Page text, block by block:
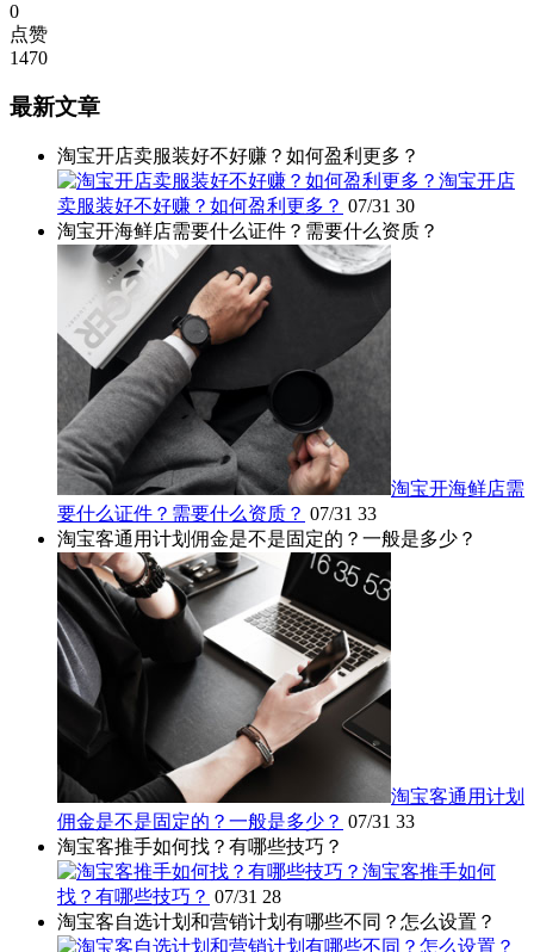
0
点赞
1470
最新文章
淘宝开店卖服装好不好赚？如何盈利更多？
淘宝开店
卖服装好不好赚？如何盈利更多？ 07/31 30
淘宝开海鲜店需要什么证件？需要什么资质？
淘宝开海鲜店需
要什么证件？需要什么资质？ 07/31 33
淘宝客通用计划佣金是不是固定的？一般是多少？
淘宝客通用计划
佣金是不是固定的？一般是多少？ 07/31 33
淘宝客推手如何找？有哪些技巧？
淘宝客推手如何
找？有哪些技巧？ 07/31 28
淘宝客自选计划和营销计划有哪些不同？怎么设置？